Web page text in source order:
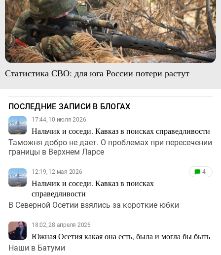
Статистика СВО: для юга России потери растут
ПОСЛЕДНИЕ ЗАПИСИ В БЛОГАХ
17:44, 10 июля 2026
Нальчик и соседи. Кавказ в поисках справедливости
Таможня добро не дает. О проблемах при пересечении
границы в Верхнем Ларсе
12:19, 12 мая 2026
Нальчик и соседи. Кавказ в поисках
справедливости
4
В Северной Осетии взялись за короткие юбки
18:02, 28 апреля 2026
Южная Осетия какая она есть, была и могла бы быть
Наши в Батуми